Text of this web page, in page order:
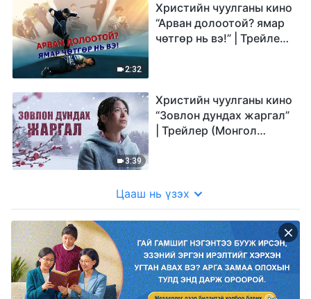
2:32
Христийн чуулганы кино
“Арван долоотой? ямар
чөтгөр нь вэ!” | Трейлер
3:39
Христийн чуулганы кино
“Зовлон дундах жаргал”
| Трейлер (Монгол
Цааш нь үзэх